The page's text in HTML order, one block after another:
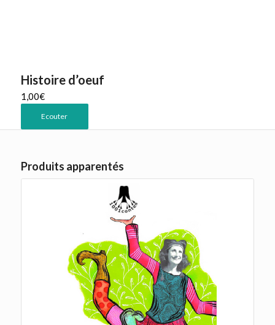
Histoire d’oeuf
1,00€
Ecouter
Produits apparentés